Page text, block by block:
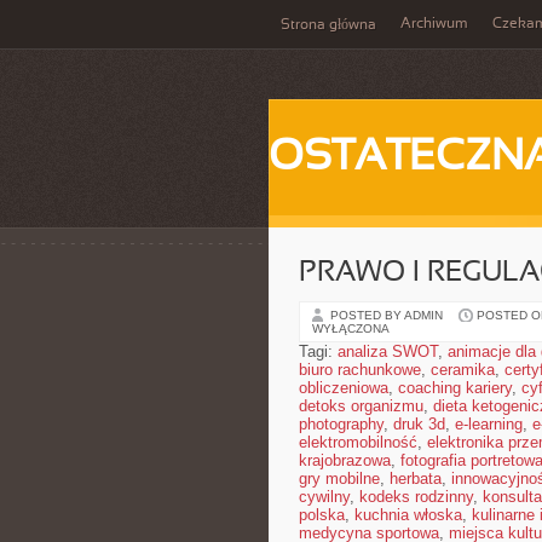
Strona główna Archiwum
PRAWO I
POSTED BY ADMIN POSTED
WYŁĄCZONA
Tagi: analiza SWOT, animacje dla
biuro rachunkowe, ceramika,
obliczeniowa, coaching kariery,
detoks organizmu, dieta
photography, druk 3d, e-learning,
elektromobilność, elektronika
krajobrazowa, fotografia portretowa
gry mobilne, herbata,
cywilny, kodeks rodzinny,
polska, kuchnia włoska, kulinarne
medycyna sportowa, miejsca kultu